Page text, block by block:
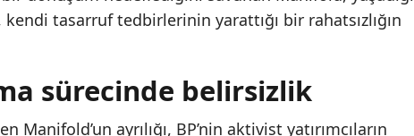
tasarruf tedbirlerinin yarattığı bir rahatsızlığın
sürecinde belirsizlik
Manifold’un ayrılığı, BP’nin aktivist yatırımcıların